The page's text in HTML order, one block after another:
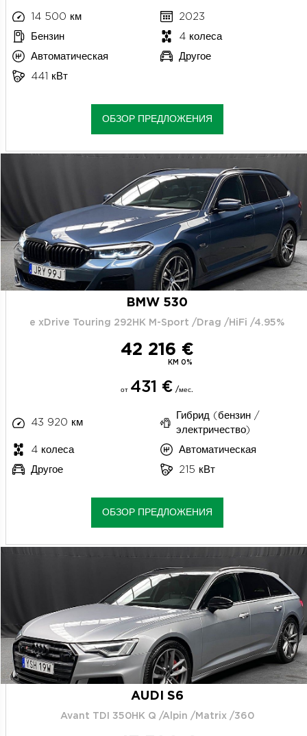
14 500 км
2023
Бензин
4 колеса
Автоматическая
Другое
441 кВт
ОБЗОР ПРЕДЛОЖЕНИЯ
BMW 530
e xDrive Touring 292HK M-Sport /Drag /HiFi /4.95%
42 216 €
KM 0%
от 431 € /мес.
43 920 км
Гибрид (бензин /
электричество)
4 колеса
Автоматическая
Другое
215 кВт
ОБЗОР ПРЕДЛОЖЕНИЯ
AUDI S6
Avant TDI 350HK Q /Alpin /Matrix /360